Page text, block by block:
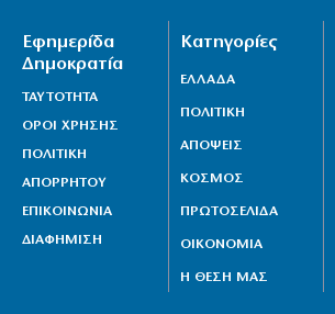
Εφημερίδα
Δημοκρατία
ΤΑΥΤΟΤΗΤΑ
ΟΡΟΙ ΧΡΗΣΗΣ
ΠΟΛΙΤΙΚΗ
ΑΠΟΡΡΗΤΟΥ
ΕΠΙΚΟΙΝΩΝΙΑ
ΔΙΑΦΗΜΙΣΗ
Κατηγορίες
ΕΛΛΑΔΑ
ΠΟΛΙΤΙΚΗ
ΑΠΟΨΕΙΣ
ΚΟΣΜΟΣ
ΠΡΩΤΟΣΕΛΙΔΑ
ΟΙΚΟΝΟΜΙΑ
Η ΘΕΣΗ ΜΑΣ